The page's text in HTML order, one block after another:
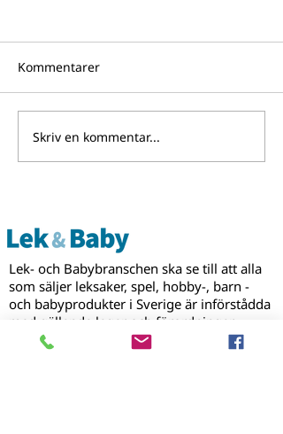
Bli jurymedlem i
Guldtärningen - Årets
Kommentarer
Skriv en kommentar...
Lek- och Babybranschen ska se till att alla
som säljer leksaker, spel, hobby-, barn -
och babyprodukter i Sverige är införstådda
med gällande lagar och förordningar.